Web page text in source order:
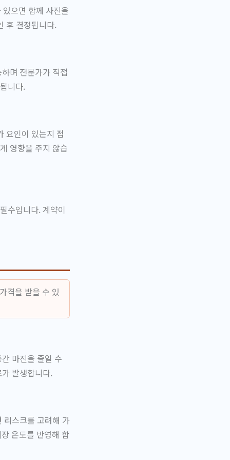
으면 함께 사진을
후 결정됩니다.
며 전문가가 직접
니다.
요인이 있는지 점
영향을 주지 않습
수입니다. 계약이
격을 받을 수 있
마진을 줄일 수
발생합니다.
리스크를 고려해 가
온도를 반영해 합